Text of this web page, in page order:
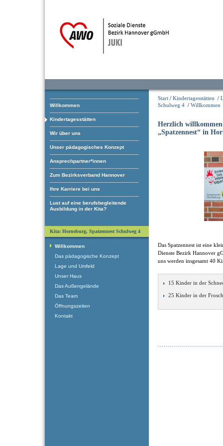
Willkommen
Kindertagesstätten
Wir über uns
Unser pädagogisches Konzept
Ansprechpartner*innen
Zum Bezirksverband Hannover
Ihre Karriere bei uns
Lust auf eine berufsbegleitende
Ausbildung in der Kita?
Start / Kindertagesstätten /
Schulweg 4 / Willkommen
Herzlich
„Spatzennest“ in
Das Spatzennest ist eine
Dienste Bezirk Hannover
uns werden insgesamt 40
15 Kinder in der
25 Kinder in der
Kita: Horneburg, Spatzennest Schulweg 4
Willkommen
Das pädagogische Konzept
Lage und Umfeld
Unser Haus
Das Außengelände
Das Team
Öffnungszeiten
Kontakt